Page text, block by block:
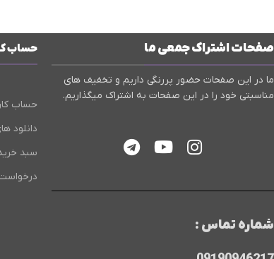
صفحات اشتراک جمعی ما
ما در این صفحات حضور پررنگی داریم و تخفیف های
مناسبتی خود را در این صفحات به اشتراک میگذاریم.
شماره تماس :
حساب
حساب
دانلود
سبد